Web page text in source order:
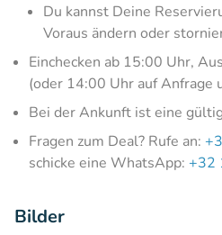
Du kannst Deine
Voraus ändern oder
Einchecken ab 15:00 Uhr,
(oder 14:00 Uhr auf Anfrage
Bei der Ankunft ist eine
Fragen zum Deal? Rufe an:
schicke eine WhatsApp: +32
Bilder